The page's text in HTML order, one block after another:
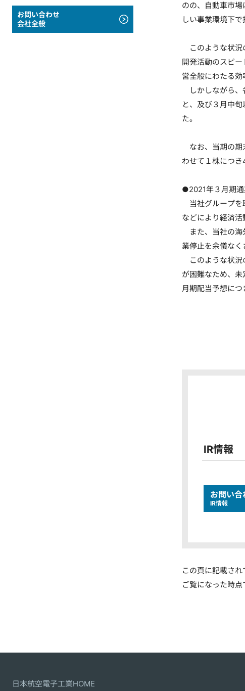
お問い合わせ
会社全般
のの、自動車市
しい事業環境下で
このような状況
開発活動のスピ
営全般にわたる効
しかしながら、
と、及び３月中
た。
なお、当期の期
わせて１株につき
●2021年３月期通
当社グループを
などにより経済
また、当社の海
業停止を余儀な
このような状況
が困難なため、
月期配当予想につ
IR情報
お問い合
IR情報
この頁に記載され
ご覧になった時
日本航空電子工業HOME